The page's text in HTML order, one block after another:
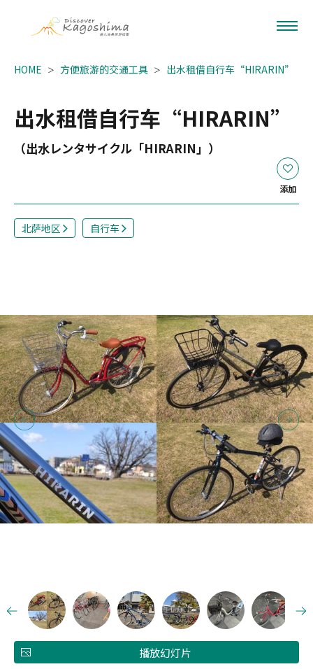
HOME 方便旅游的交通工具 出水租借自行车“HIRARIN”
出水租借自行车“HIRARIN”
（出水レンタサイクル「HIRARIN」）
添加
北萨地区 自行车
播放幻灯片